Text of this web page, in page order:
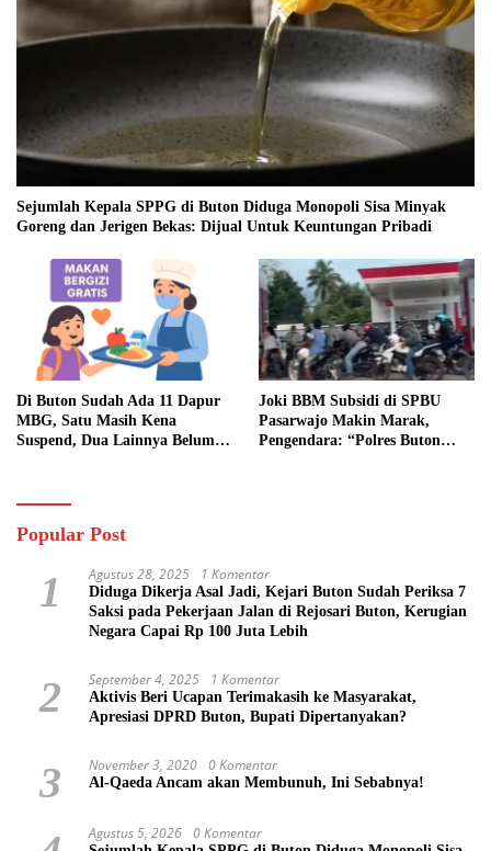
Sejumlah Kepala SPPG di Buton Diduga Monopoli Sisa Minyak
Goreng dan Jerigen Bekas: Dijual Untuk Keuntungan Pribadi
Di Buton Sudah Ada 11 Dapur
MBG, Satu Masih Kena
Suspend, Dua Lainnya Belum
Joki BBM Subsidi di SPBU
Pasarwajo Makin Marak,
Pengendara: “Polres Buton
Popular Post
1 Agustus 28, 2025 1 Komentar
Diduga Dikerja Asal Jadi, Kejari Buton Sudah Periksa 7
Saksi pada Pekerjaan Jalan di Rejosari Buton, Kerugian
Negara Capai Rp 100 Juta Lebih
2 September 4, 2025 1 Komentar
Aktivis Beri Ucapan Terimakasih ke Masyarakat,
Apresiasi DPRD Buton, Bupati Dipertanyakan?
3 November 3, 2020 0 Komentar
Al-Qaeda Ancam akan Membunuh, Ini Sebabnya!
Agustus 5, 2026 0 Komentar